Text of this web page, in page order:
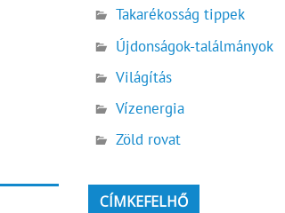
Takarékosság tippek
Újdonságok-találmányok
Világítás
Vízenergia
Zöld rovat
CÍMKEFELHŐ